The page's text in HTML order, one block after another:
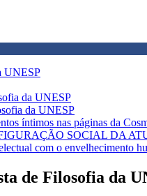
UNESP
da UNESP
da UNESP
íntimos nas páginas da
SOCIAL DA
com o envelhecimento
de Filosofia da